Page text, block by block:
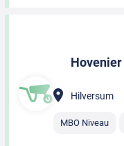
Hovenier
Hilversum
MBO Niveau